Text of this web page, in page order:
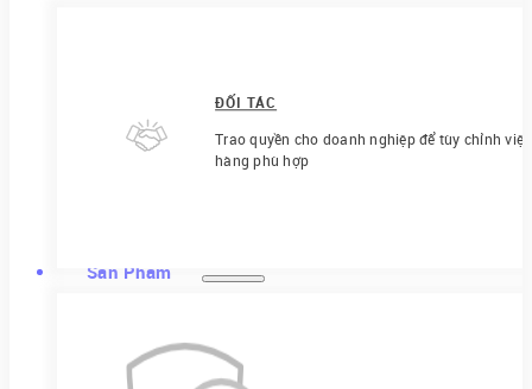
ĐỐI TÁC
Trao quyền cho doanh nghiệp để tùy chỉnh
hàng phù hợp
Sản Phẩm